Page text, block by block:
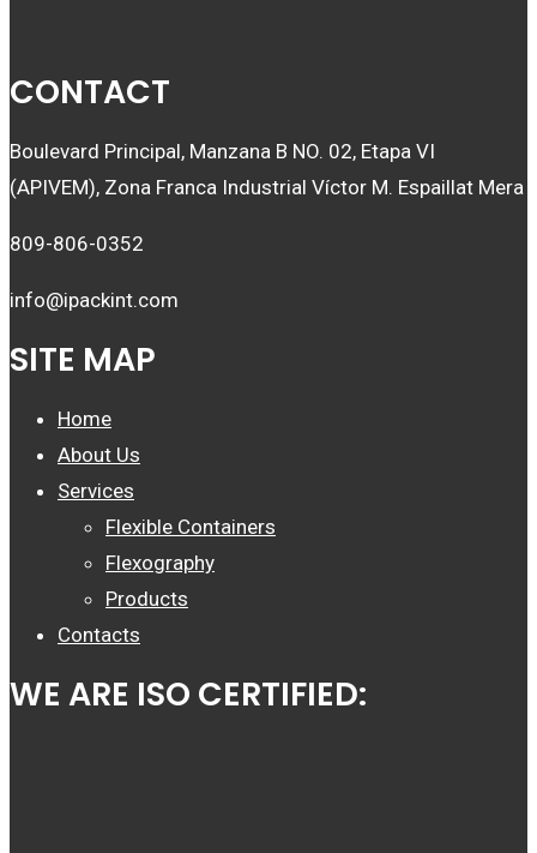
CONTACT
Boulevard Principal, Manzana B NO. 02, Etapa VI
(APIVEM), Zona Franca Industrial Víctor M. Espaillat Mera
809-806-0352
info@ipackint.com
SITE MAP
Home
About Us
Services
Flexible Containers
Flexography
Products
Contacts
WE ARE ISO CERTIFIED: